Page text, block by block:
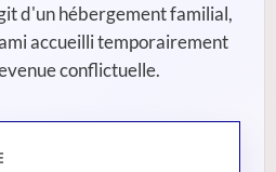
d'un hébergement familial,
accueilli temporairement
conflictuelle.